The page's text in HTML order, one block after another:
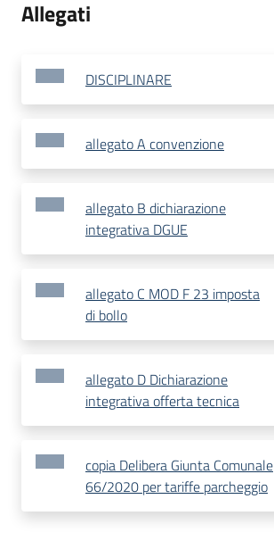
Allegati
DISCIPLINARE
allegato A convenzione
allegato B dichiarazione
integrativa DGUE
allegato C MOD F 23 imposta
di bollo
allegato D Dichiarazione
integrativa offerta tecnica
copia Delibera Giunta Comunale
66/2020 per tariffe parcheggio